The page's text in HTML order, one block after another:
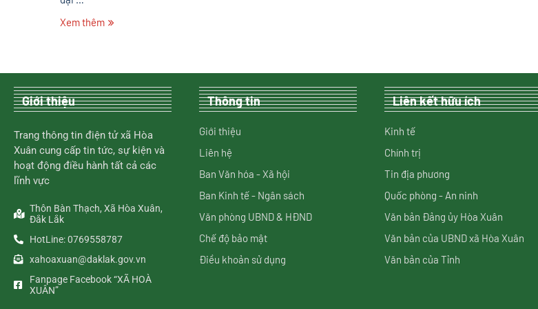
Xem thêm
Giới thiệu
Trang thông tin điện tử xã Hòa
Xuân cung cấp tin tức, sự kiện và
hoạt động điều hành tất cả các
lĩnh vực
Thôn Bàn Thạch, Xã Hòa Xuân,
Đắk Lắk
HotLine: 0769558787
xahoaxuan@daklak.gov.vn
Fanpage Facebook “XÃ HOÀ
XUÂN”
Thông tin
Giới thiệu
Liên hệ
Ban Văn hóa - Xã hội
Ban Kinh tế - Ngân sách
Văn phòng UBND & HĐND
Chế độ bảo mật
Điều khoản sử dụng
Liên kết hữu ích
Kinh tế
Chính trị
Tin địa phương
Quốc phòng - An ninh
Văn bản Đảng ủy Hòa Xuân
Văn bản của UBND xã Hòa Xuân
Văn bản của Tỉnh